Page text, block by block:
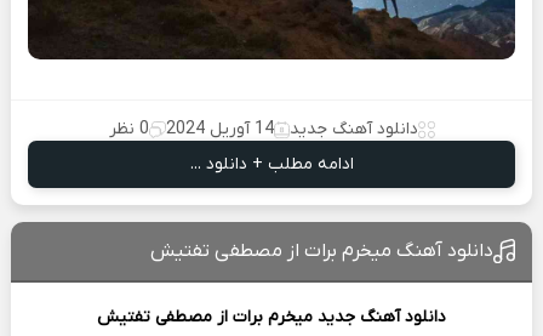
دانلود آهنگ جدید 14 آوریل 2024
0 نظر
ادامه مطلب + دانلود ...
دانلود آهنگ میخرم برات از مصطفی تفتیش
دانلود آهنگ جدید میخرم برات از مصطفی تفتیش